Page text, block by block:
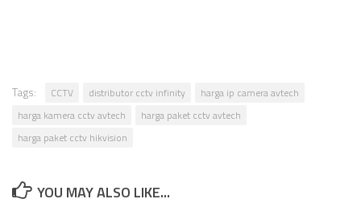
Tags: CCTV distributor cctv infinity
harga ip camera avtech
harga kamera cctv avtech
harga paket cctv avtech
harga paket cctv hikvision
YOU MAY ALSO LIKE...